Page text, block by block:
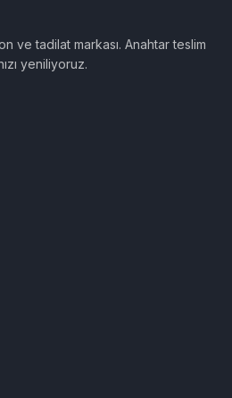
ve tadilat markası. Anahtar teslim
yeniliyoruz.